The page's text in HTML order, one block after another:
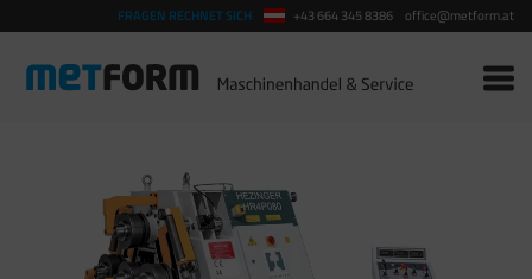
FRAGEN RECHNET SICH +43 664 345 8386 office@metform.at